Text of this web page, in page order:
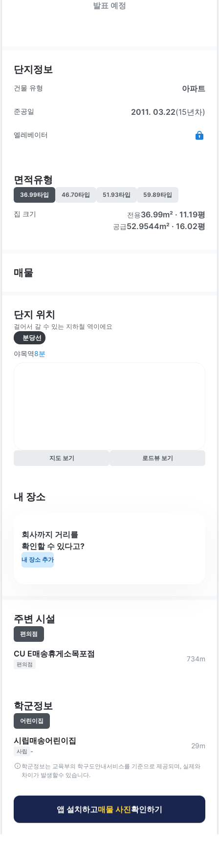
발표 예정
단지정보
건물 유형 아파트
준공일 2011. 03.22(15년차)
엘레베이터
면적유형
36.99타입 46.70타입 51.93타입 59.89타입
집 크기 전용36.99m² · 11.19평
공급52.9544m² · 16.02평
매물
단지 위치
걸어서 갈 수 있는 지하철 역이에요
분당선
야목역8분
지도 보기 로드뷰 보기
내 장소
회사까지 거리를
확인할 수 있다고?
내 장소 추가
주변 시설
편의점
CU E매송휴게소목포점
편의점
734m
학군정보
어린이집
시립매송어린이집
사립 -
29m
학군정보는 교육부의 학구도안내서비스를 기준으로 제공되며, 실제와
차이가 발생할수 있습니다.
앱 설치하고매물 사진확인하기